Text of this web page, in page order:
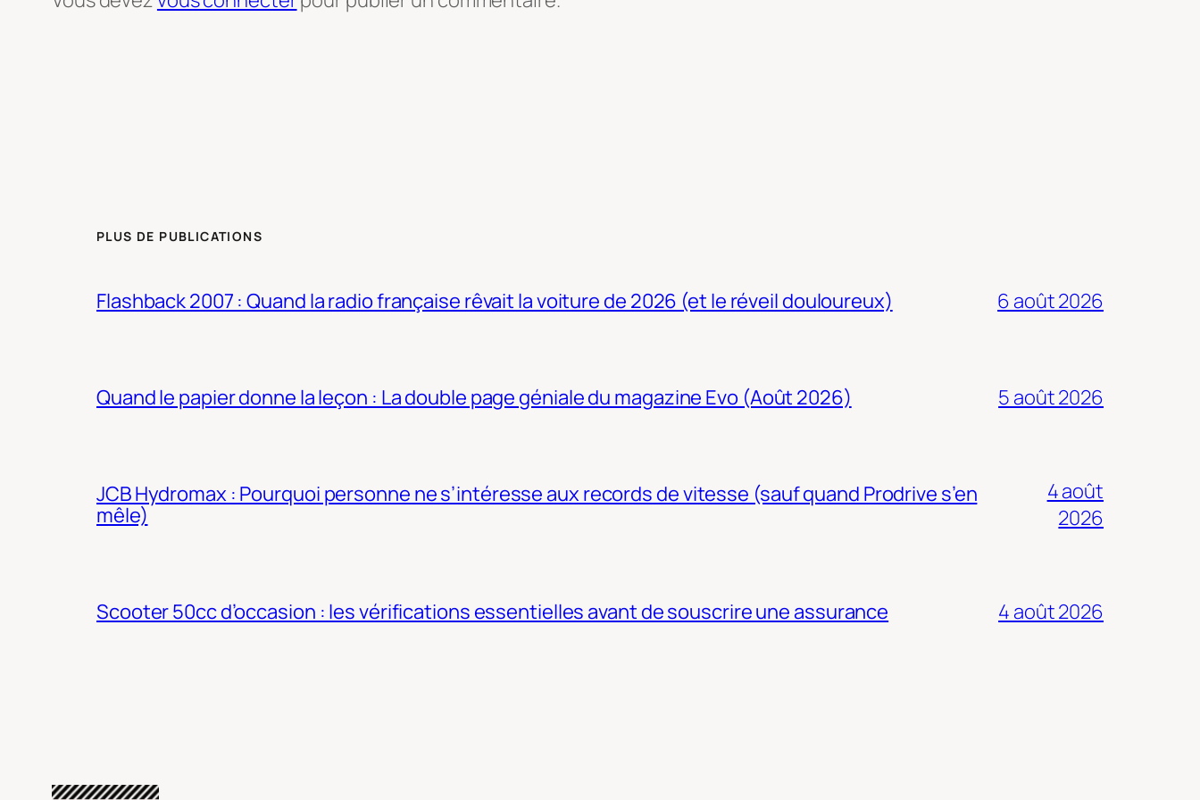
PLUS DE PUBLICATIONS
Flashback 2007 : Quand la radio française rêvait la voiture de 2026 (et le réveil douloureux) 6 août 2026
Quand le papier donne la leçon : La double page géniale du magazine Evo (Août 2026) 5 août 2026
JCB Hydromax : Pourquoi personne ne s’intéresse aux records de vitesse (sauf quand Prodrive s’en
mêle)
4 août
2026
Scooter 50cc d’occasion : les vérifications essentielles avant de souscrire une assurance 4 août 2026